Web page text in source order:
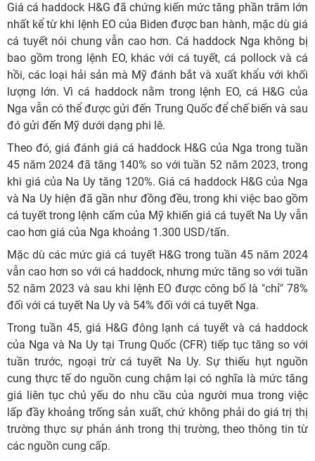
Giá cá haddock H&G đã chứng kiến mức tăng phần trăm lớn
nhất kể từ khi lệnh EO của Biden được ban hành, mặc dù giá
cá tuyết nói chung vẫn cao hơn. Cá haddock Nga không bị
bao gồm trong lệnh EO, khác với cá tuyết, cá pollock và cá
hồi, các loại hải sản mà Mỹ đánh bắt và xuất khẩu với khối
lượng lớn. Vì cá haddock nằm trong lệnh EO, cá H&G của
Nga vẫn có thể được gửi đến Trung Quốc để chế biến và sau
đó gửi đến Mỹ dưới dạng phi lê.
Theo đó, giá đánh giá cá haddock H&G của Nga trong tuần
45 năm 2024 đã tăng 140% so với tuần 52 năm 2023, trong
khi giá của Na Uy tăng 120%. Giá cá haddock H&G của Nga
và Na Uy hiện đã gần như đồng đều, trong khi việc bao gồm
cá tuyết trong lệnh cấm của Mỹ khiến giá cá tuyết Na Uy vẫn
cao hơn giá của Nga khoảng 1.300 USD/tấn.
Mặc dù các mức giá cá tuyết H&G trong tuần 45 năm 2024
vẫn cao hơn so với cá haddock, nhưng mức tăng so với tuần
52 năm 2023 và sau khi lệnh EO được công bố là "chỉ" 78%
đối với cá tuyết Na Uy và 54% đối với cá tuyết Nga.
Trong tuần 45, giá H&G đông lạnh cá tuyết và cá haddock
của Nga và Na Uy tại Trung Quốc (CFR) tiếp tục tăng so với
tuần trước, ngoại trừ cá tuyết Na Uy. Sự thiếu hụt nguồn
cung thực tế do nguồn cung chậm lại có nghĩa là mức tăng
giá liên tục chủ yếu do nhu cầu của người mua trong việc
lấp đầy khoảng trống sản xuất, chứ không phải do giá trị thị
trường thực sự phản ánh trong thị trường, theo thông tin từ
các nguồn cung cấp.